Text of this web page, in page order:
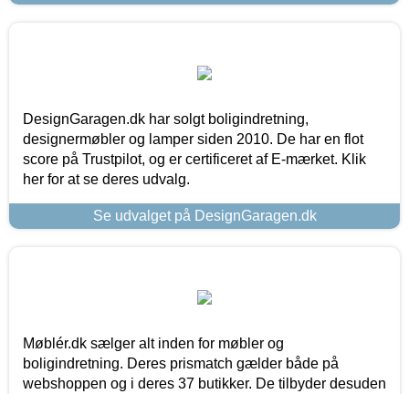
DesignGaragen.dk har solgt boligindretning,
designermøbler og lamper siden 2010. De har en flot
score på Trustpilot, og er certificeret af E-mærket. Klik
her for at se deres udvalg.
Se udvalget på DesignGaragen.dk
Møblér.dk sælger alt inden for møbler og
boligindretning. Deres prismatch gælder både på
webshoppen og i deres 37 butikker. De tilbyder desuden